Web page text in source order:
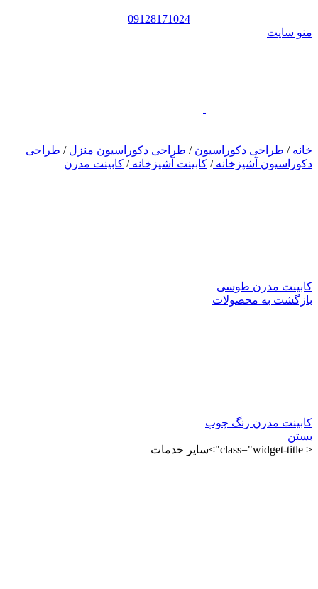
09128171024
طراحی دکوراسیون/ طراحی دکوراسیون منزل/ طراحی
آشپزخانه کابینت آشپزخانه کابینت مدرن
مدرن طوسی
به محصولات
مدرن رنگ چوب